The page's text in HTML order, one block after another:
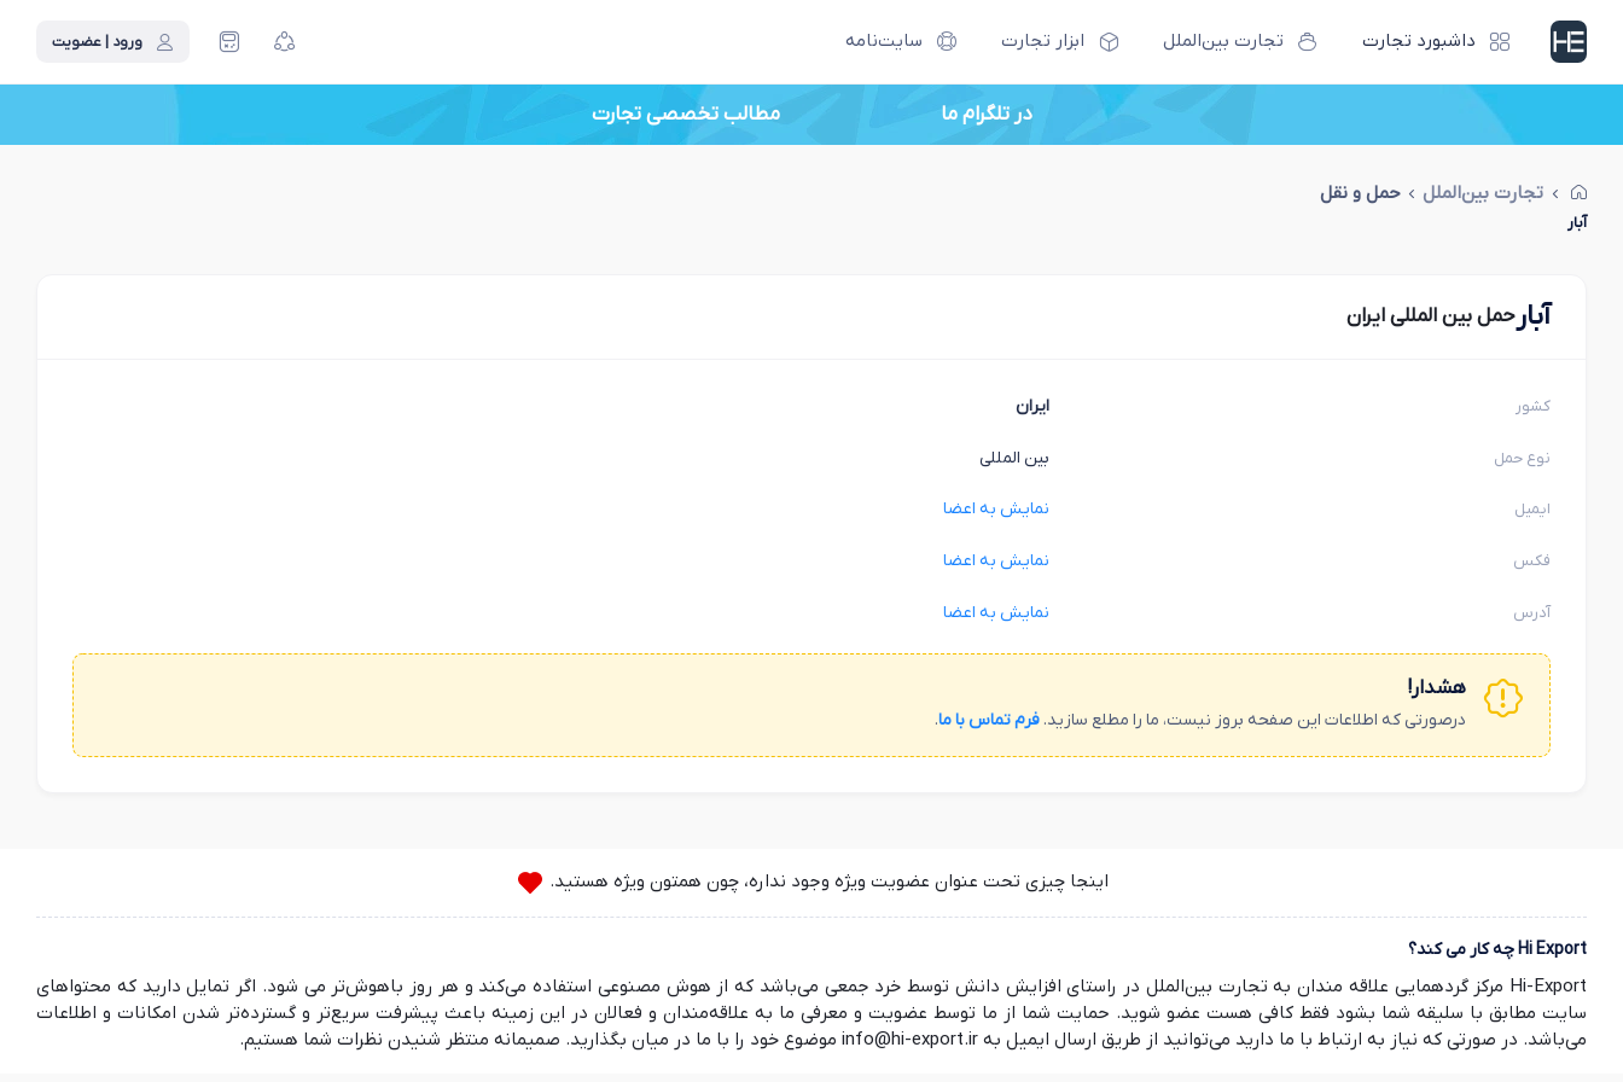
داشبورد تجارت تجارت بین‌الملل ابزار تجارت سایت‌نامه ورود | عضویت
در تلگرام ما مطالب تخصصی تجارت
تجارت بین‌الملل حمل و نقل
آبار
آبارحمل بین المللی ایران
کشور ایران
نوع حمل بین المللی
ایمیل نمایش به اعضا
فکس نمایش به اعضا
آدرس نمایش به اعضا
هشدار!
درصورتی که اطلاعات این صفحه بروز نیست، ما را مطلع سازید. فرم تماس با ما.
اینجا چیزی تحت عنوان عضویت ویژه وجود نداره، چون همتون ویژه هستید.
Hi Export چه کار می کند؟
Hi-Export مرکز گردهمایی علاقه مندان به تجارت بین‌الملل در راستای افزایش دانش توسط خرد جمعی می‌باشد که از هوش مصنوعی استفاده می‌کند و هر روز باهوش‌تر می شود. اگر تمایل دارید که محتواهای
سایت مطابق با سلیقه شما بشود فقط کافی هست عضو شوید. حمایت شما از ما توسط عضویت و معرفی ما به علاقه‌مندان و فعالان در این زمینه باعث پیشرفت سریع‌تر و گسترده‌تر شدن امکانات و اطلاعات
می‌باشد. در صورتی که نیاز به ارتباط با ما دارید می‌توانید از طریق ارسال ایمیل به info@hi-export.ir موضوع خود را با ما در میان بگذارید. صمیمانه منتظر شنیدن نظرات شما هستیم.